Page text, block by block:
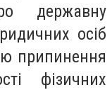
державну
осіб
припинення
фізичних